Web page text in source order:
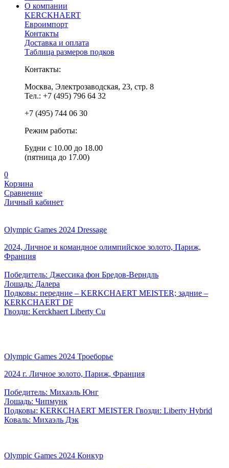
О компании
KERCKHAERT
Евроимпорт
Контакты
Доставка и оплата
Таблица размеров подков
Контакты:
Москва, Электрозаводская, 23, стр. 8
Тел.: +7 (495) 796 64 32
+7 (495) 744 06 30
Режим работы:
Будни с 10.00 до 18.00
(пятница до 17.00)
0
Корзина
Сравнение
Личный кабинет
Olympic Games 2024 Dressage
2024, Личное и командное олимпийское золото, Париж,
Франция
Победитель: Джессика фон Бредов-Верндль
Лошадь: Далера
Подковы: передние – KERKCHAERT MEISTER; задние –
KERKCHAERT DF
Гвозди: Kerckhaert Liberty Cu
Olympic Games 2024 Троеборье
2024 г. Личное золото, Париж, Франция
Победитель: Михаэль Юнг
Лошадь: Чипмунк
Подковы: KERKCHAERT MEISTER Гвозди: Liberty Hybrid
Коваль: Михаэль Дэк
Olympic Games 2024 Конкур